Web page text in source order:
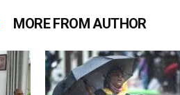
MORE FROM AUTHOR